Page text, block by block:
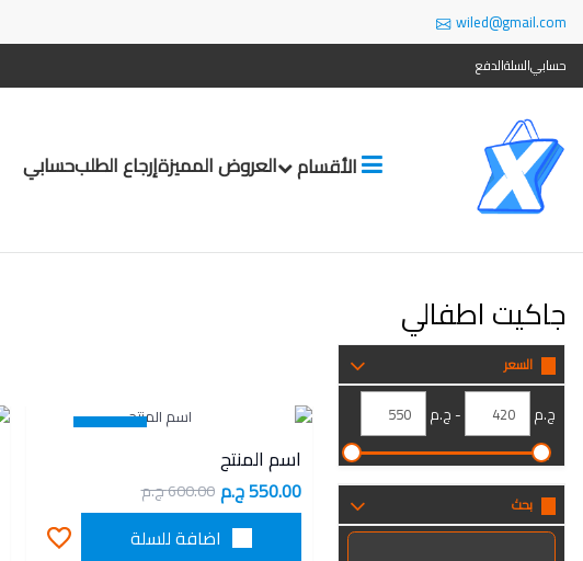
wiled@gmail.com
حسابيالسلةالدفع
الأقسام العروض المميزةإرجاع الطلبحسابي
جاكيت اطفالي
ج.م
8 %
اسم المنتج
550.00 ج.م 600.00 ج.م
اضافة للسلة